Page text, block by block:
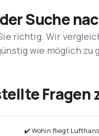
Suche
richtig. Wir
wie möglich zu
Fragen
✔️ Wohin fliegt